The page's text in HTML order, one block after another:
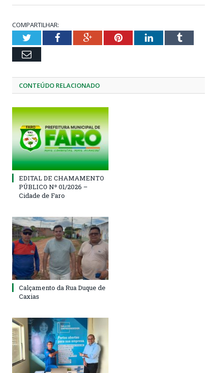
COMPARTILHAR:
TwitterFacebookGoogle+PinterestLinkedInTumblr
Email
CONTEÚDO RELACIONADO
EDITAL DE CHAMAMENTO
PÚBLICO Nº 01/2026 –
Cidade de Faro
Calçamento da Rua Duque de
Caxias